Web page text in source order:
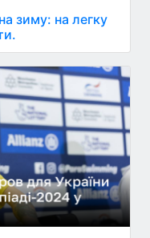
зиму: на легку